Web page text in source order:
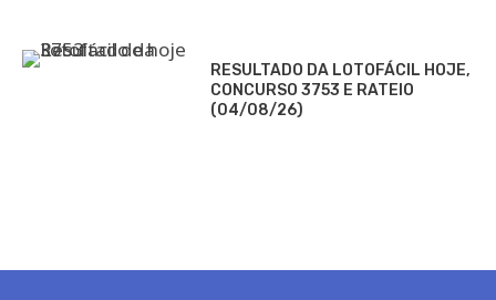
RESULTADO DA LOTOFÁCIL HOJE,
CONCURSO 3753 E RATEIO
(04/08/26)